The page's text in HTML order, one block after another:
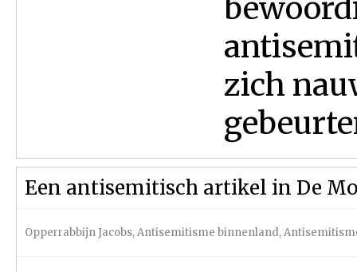
zich
Een antisemitisch artikel in De
Opperrabbijn Jacobs,Antisemitisme binnenland,